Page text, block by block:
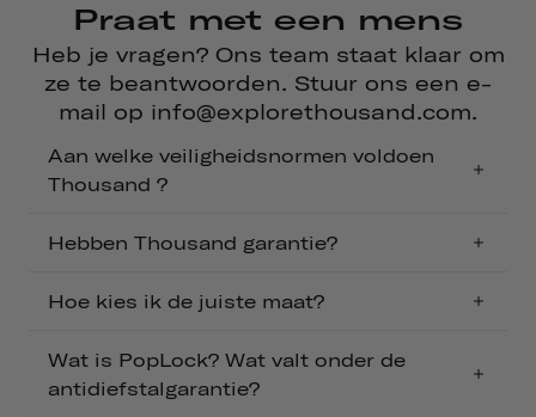
Praat met een mens
Heb je vragen? Ons team staat klaar om
ze te beantwoorden. Stuur ons een e-
mail op info@explorethousand.com.
Aan welke veiligheidsnormen voldoen
Thousand ?
Hebben Thousand garantie?
Hoe kies ik de juiste maat?
Wat is PopLock? Wat valt onder de
antidiefstalgarantie?